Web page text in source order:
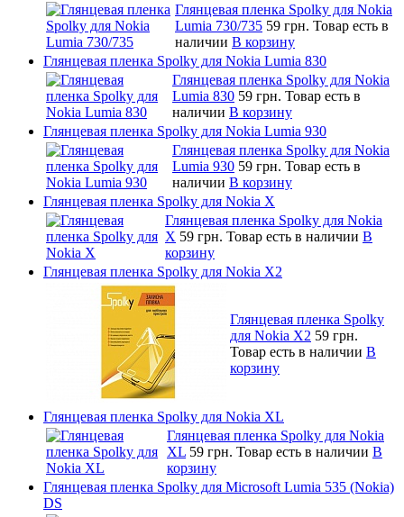
Глянцевая пленка Spolky для Nokia
Lumia 730/735 59 грн. Товар есть в
наличии В корзину
Глянцевая пленка Spolky для Nokia Lumia 830
Глянцевая пленка Spolky для Nokia
Lumia 830 59 грн. Товар есть в
наличии В корзину
Глянцевая пленка Spolky для Nokia Lumia 930
Глянцевая пленка Spolky для Nokia
Lumia 930 59 грн. Товар есть в
наличии В корзину
Глянцевая пленка Spolky для Nokia X
Глянцевая пленка Spolky для Nokia
X 59 грн. Товар есть в наличии В
корзину
Глянцевая пленка Spolky для Nokia X2
Глянцевая пленка Spolky
для Nokia X2 59 грн.
Товар есть в наличии В
корзину
Глянцевая пленка Spolky для Nokia XL
Глянцевая пленка Spolky для Nokia
XL 59 грн. Товар есть в наличии В
корзину
Глянцевая пленка Spolky для Microsoft Lumia 535 (Nokia)
DS